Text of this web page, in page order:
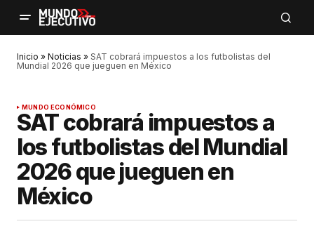
Inicio » Noticias » SAT cobrará impuestos a los futbolistas del
Mundial 2026 que jueguen en México
MUNDO ECONÓMICO
SAT cobrará impuestos a
los futbolistas del Mundial
2026 que jueguen en
México